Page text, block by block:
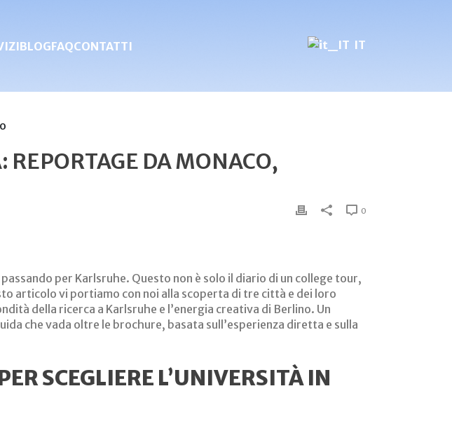
BLOGFAQCONTATTI IT
REPORTAGE DA MONACO,
0
per Karlsruhe. Questo non è solo il diario di un college tour,
articolo vi portiamo con noi alla scoperta di tre città e dei loro
della ricerca a Karlsruhe e l’energia creativa di Berlino. Un
che vada oltre le brochure, basata sull’esperienza diretta e sulla
SCEGLIERE L’UNIVERSITÀ IN